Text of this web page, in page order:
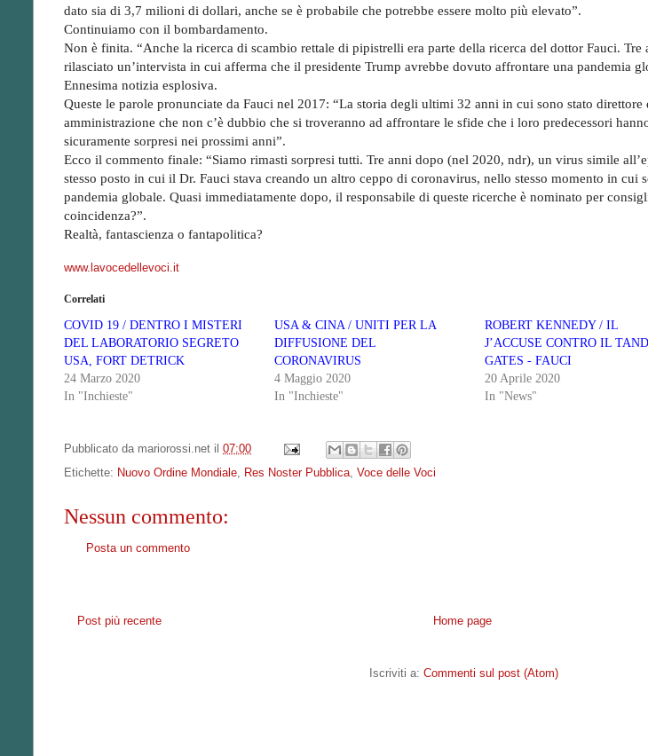
dato sia di 3,7 milioni di dollari, anche se è probabile che potrebbe essere molto più elevato”.
Continuiamo con il bombardamento.
Non è finita. “Anche la ricerca di scambio rettale di pipistrelli era parte della ricerca del dottor Fauci.
rilasciato un’intervista in cui afferma che il presidente Trump avrebbe dovuto affrontare una pandemia
Ennesima notizia esplosiva.
Queste le parole pronunciate da Fauci nel 2017: “La storia degli ultimi 32 anni in cui sono stato direttore
amministrazione che non c’è dubbio che si troveranno ad affrontare le sfide che i loro predecessori
sicuramente sorpresi nei prossimi anni”.
Ecco il commento finale: “Siamo rimasti sorpresi tutti. Tre anni dopo (nel 2020, ndr), un virus simile
stesso posto in cui il Dr. Fauci stava creando un altro ceppo di coronavirus, nello stesso momento in cui
pandemia globale. Quasi immediatamente dopo, il responsabile di queste ricerche è nominato per
coincidenza?”.
Realtà, fantascienza o fantapolitica?
www.lavocedellevoci.it
Correlati
COVID 19 / DENTRO I MISTERI
DEL LABORATORIO SEGRETO
USA, FORT DETRICK
24 Marzo 2020
In "Inchieste"
USA & CINA / UNITI PER LA
DIFFUSIONE DEL
CORONAVIRUS
4 Maggio 2020
In "Inchieste"
ROBERT KENNEDY / IL
J’ACCUSE CONTRO IL
GATES - FAUCI
20 Aprile 2020
In "News"
Pubblicato da mariorossi.net il 07:00
Etichette: Nuovo Ordine Mondiale Res Noster Pubblica Voce delle Voci
Nessun commento:
Posta un commento
Post più recente Home page
Iscriviti a: Commenti sul post (Atom)